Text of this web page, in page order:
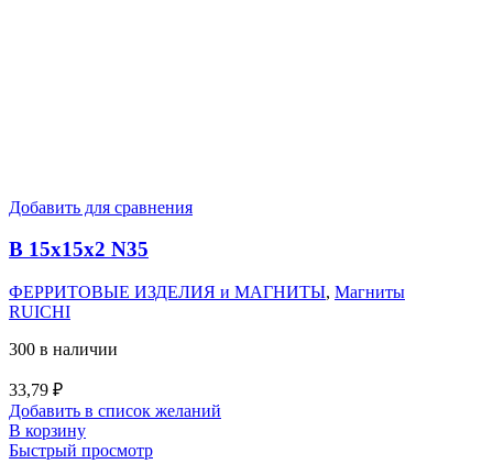
Добавить для сравнения
B 15x15x2 N35
ФЕРРИТОВЫЕ ИЗДЕЛИЯ и МАГНИТЫ, Магниты
RUICHI
300 в наличии
33,79 ₽
Добавить в список желаний
В корзину
Быстрый просмотр